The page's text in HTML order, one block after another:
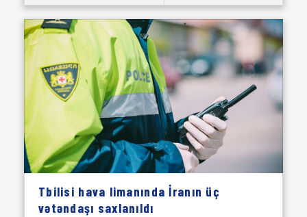
Tbilisi hava limanında İranın üç
vətəndaşı saxlanıldı